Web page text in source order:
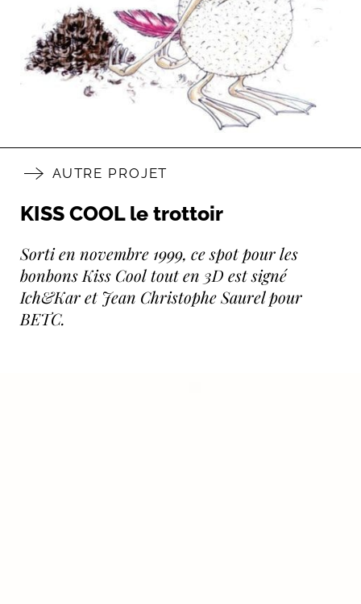
AUTRE PROJET
KISS COOL le trottoir
Sorti en novembre 1999, ce spot pour les
bonbons Kiss Cool tout en 3D est signé
Ich&Kar et Jean Christophe Saurel pour
BETC.